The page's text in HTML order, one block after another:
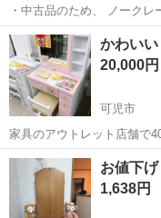
・中古品のため、 ノークレー
引き取りのみ、他の商品と
す。 ・日時はご相談ください ご不明点があればお気軽にご連絡くださ
い。
岐阜 岐阜市 岐阜駅
かわい
20,000円
可児市
家具のアウトレット店舗で
たが、使用しない為出品し
岐阜 可児市 ドレッ
1,638円